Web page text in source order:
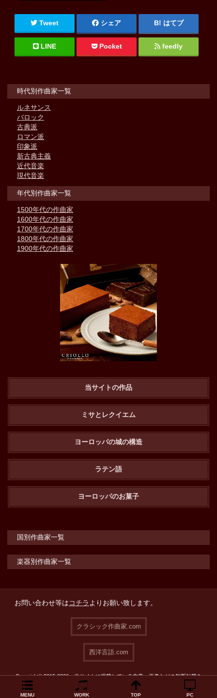
Tweet シェア はてブ
LINE Pocket feedly
時代別作曲家一覧
ルネサンス
バロック
古典派
ロマン派
印象派
新古典主義
近代音楽
現代音楽
年代別作曲家一覧
1500年代の作曲家
1600年代の作曲家
1700年代の作曲家
1800年代の作曲家
1900年代の作曲家
当サイトの作品
ミサとレクイエム
ヨーロッパの城の構造
ラテン語
ヨーロッパのお菓子
国別作曲家一覧
楽器別作曲家一覧
お問い合わせ等はコチラよりお願い致します。
クラシック作曲家.com
西洋言語.com
Copyright© 2015-2026 当サイトに掲載している文章・画像などの無断転載を
MENU WORK TOP PC